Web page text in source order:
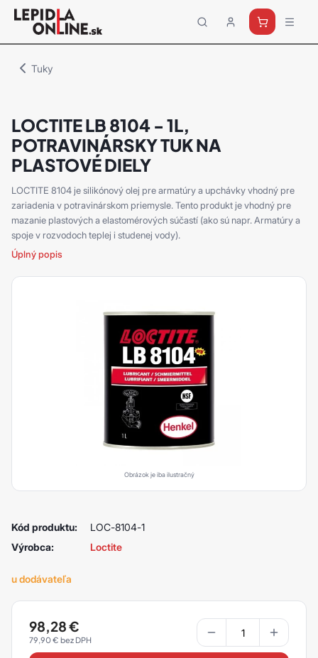
Priemyselné
lepidlá
Tuky
LOCTITE LB 8104 - 1L,
POTRAVINÁRSKY TUK NA
PLASTOVÉ DIELY
LOCTITE 8104 je silikónový olej pre armatúry a upchávky vhodný pre
zariadenia v potravinárskom priemysle. Tento produkt je vhodný pre
mazanie plastových a elastomérových súčastí (ako sú napr. Armatúry a
spoje v rozvodoch teplej i studenej vody).
Úplný popis
Obrázok je iba ilustračný
Kód produktu:
LOC-8104-1
Výrobca:
Loctite
u dodávateľa
98,28€
79,90€